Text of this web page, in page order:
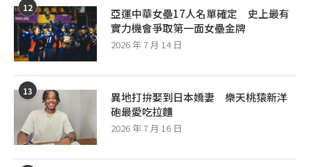
12
亞運中華女壘17人名單確定 史上最有
實力機會爭取第一面女壘金牌
2026 年 7 月 14 日
13
異地打拚娶到日本嬌妻 樂天桃猿新洋
砲最愛吃拉麵
2026 年 7 月 16 日